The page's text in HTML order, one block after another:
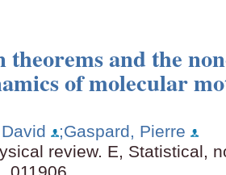
theorems and the
of molecular
;Gaspard, Pierre
review. E, Statistical,
011906